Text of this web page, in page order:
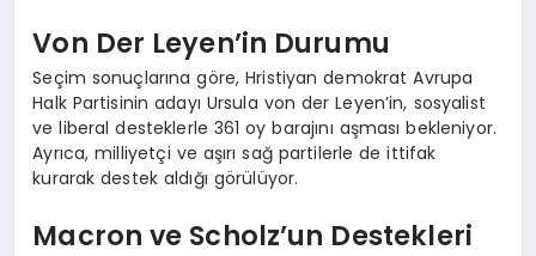
Von Der Leyen’in Durumu
Seçim sonuçlarına göre, Hristiyan demokrat Avrupa
Halk Partisinin adayı Ursula von der Leyen’in, sosyalist
ve liberal desteklerle 361 oy barajını aşması bekleniyor.
Ayrıca, milliyetçi ve aşırı sağ partilerle de ittifak
kurarak destek aldığı görülüyor.
Macron ve Scholz’un Destekleri